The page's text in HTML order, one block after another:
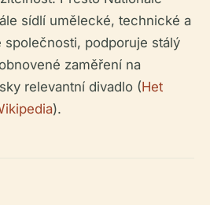
sídlí umělecké, technické a
společnosti, podporuje stálý
zaměření na
relevantní divadlo (Het
).